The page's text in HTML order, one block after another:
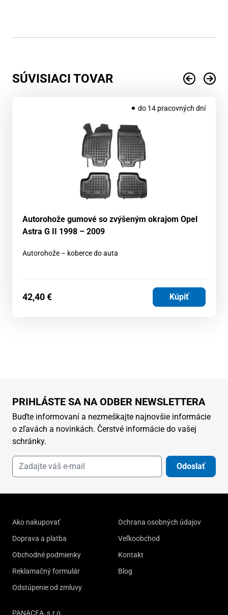
SÚVISIACI TOVAR
do 14 pracovných dní
Autorohože gumové so zvýšeným okrajom Opel
Astra G II 1998 – 2009
Autorohože – koberce do auta
42,40€ Kúpiť
PRIHLÁSTE SA NA ODBER NEWSLETTERA
Buďte informovaní a nezmeškajte najnovšie informácie
o zľavách a novinkách. Čerstvé informácie do vašej
schránky.
Odoslať
Ako nakupovať
Doprava a platba
Obchodné podmienky
Reklamačný formulár
Odstúpenie od zmluvy
Ochrana osobných údajov
Veľkoobchod
Kontakt
Blog
PANACEA, s.r.o.